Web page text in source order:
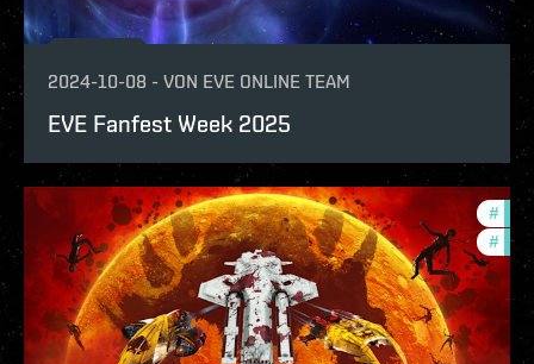
2024-10-08 - VON EVE ONLINE TEAM
EVE Fanfest Week 2025
#
# in-